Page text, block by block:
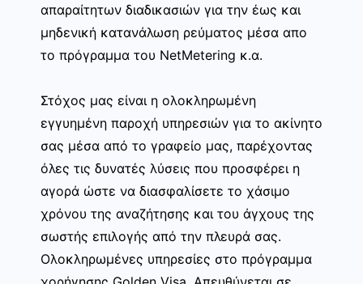
απαραίτητων διαδικασιών για την έως και
μηδενική κατανάλωση ρεύματος μέσα απο
το πρόγραμμα του NetMetering κ.α.
Στόχος μας είναι η ολοκληρωμένη
εγγυημένη παροχή υπηρεσιών για το ακίνητο
σας μέσα από το γραφείο μας, παρέχοντας
όλες τις δυνατές λύσεις που προσφέρει η
αγορά ώστε να διασφαλίσετε το χάσιμο
χρόνου της αναζήτησης και του άγχους της
σωστής επιλογής από την πλευρά σας.
Ολοκληρωμένες υπηρεσίες στο πρόγραμμα